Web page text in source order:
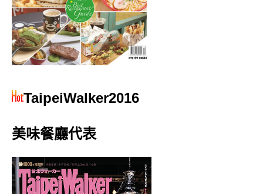
TaipeiWalker2016
美味餐廳代表